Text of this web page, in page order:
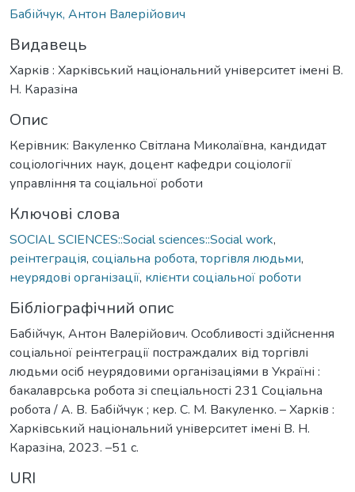
Бабійчук, Антон Валерійович
Видавець
Харків : Харківський національний університет імені В.
Н. Каразіна
Опис
Керівник: Вакуленко Світлана Миколаївна, кандидат
соціологічних наук, доцент кафедри соціології
управління та соціальної роботи
Ключові слова
SOCIAL SCIENCES::Social sciences::Social work,
реінтеграція, соціальна робота, торгівля людьми,
неурядові організації, клієнти соціальної роботи
Бібліографічний опис
Бабійчук, Антон Валерійович. Особливості здійснення
соціальної реінтеграції постраждалих від торгівлі
людьми осіб неурядовими організаціями в Україні :
бакалаврська робота зі спеціальності 231 Соціальна
робота / А. В. Бабійчук ; кер. С. М. Вакуленко. – Харків :
Харківський національний університет імені В. Н.
Каразіна, 2023. –51 с.
URI